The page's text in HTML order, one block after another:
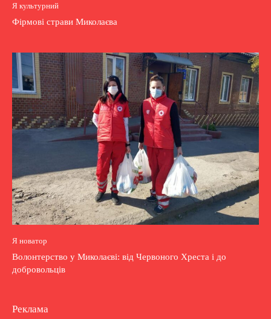
Я культурний
Фірмові страви Миколаєва
Я новатор
Волонтерство у Миколаєві: від Червоного Хреста і до
добровольців
Реклама